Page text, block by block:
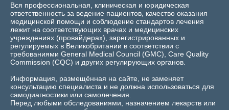
Вся профессиональная, клиническая и юридическая
ответственность за ведение пациентов, качество оказания
медицинской помощи и соблюдение стандартов лечения
лежит на соответствующих врачах и медицинских
учреждениях (провайдерах), зарегистрированных и
регулируемых в Великобритании в соответствии с
требованиями General Medical Council (GMC), Care Quality
Commission (CQC) и других регулирующих органов.
Информация, размещённая на сайте, не заменяет
консультацию специалиста и не должна использоваться для
самодиагностики или самолечения.
Перед любыми обследованиями, назначением лекарств или